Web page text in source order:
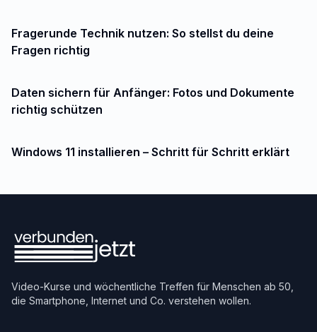
Fragerunde Technik nutzen: So stellst du deine
Fragen richtig
Daten sichern für Anfänger: Fotos und Dokumente
richtig schützen
Windows 11 installieren – Schritt für Schritt erklärt
Video-Kurse und wöchentliche Treffen für Menschen ab 50,
die Smartphone, Internet und Co. verstehen wollen.